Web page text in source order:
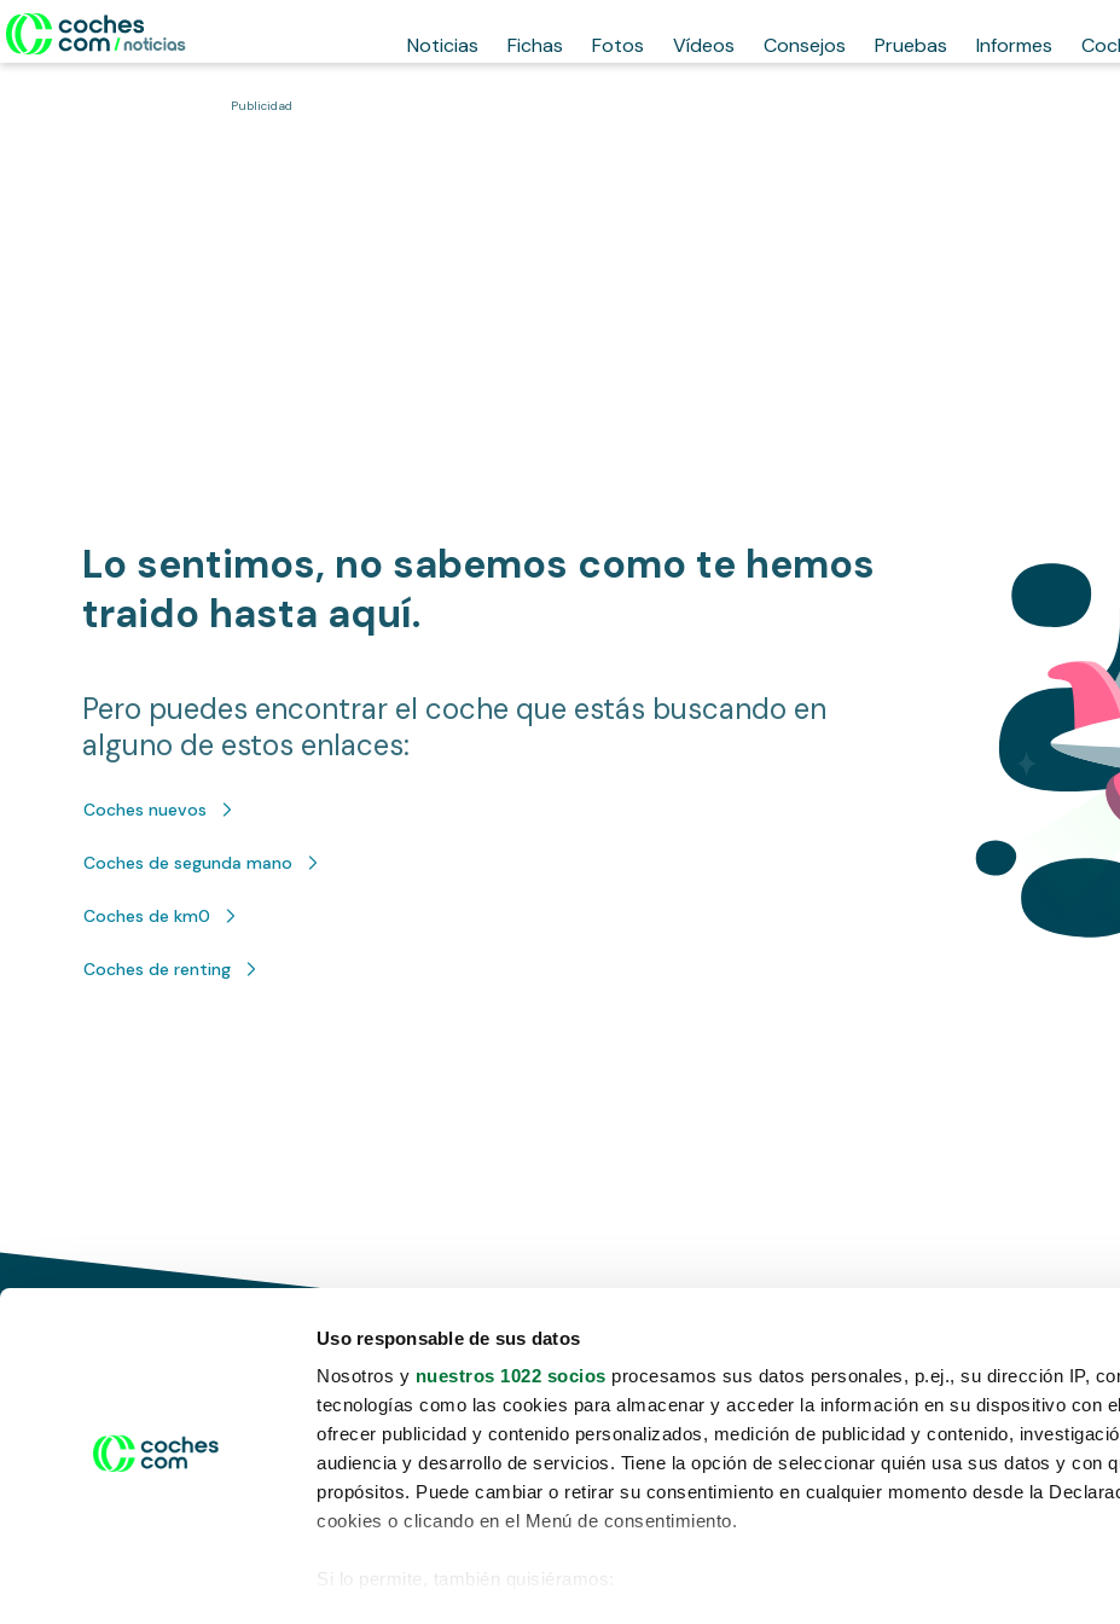
Uso responsable de sus datos
Nosotros y nuestros 1022 socios procesamos sus datos personales, p.ej., su dirección IP,
tecnologías como las cookies para almacenar y acceder la información en su dispositivo con
ofrecer publicidad y contenido personalizados, medición de publicidad y contenido,
audiencia y desarrollo de servicios. Tiene la opción de seleccionar quién usa sus datos y con
propósitos. Puede cambiar o retirar su consentimiento en cualquier momento desde la
cookies o clicando en el Menú de consentimiento.
Si lo permite, también quisiéramos:
Noticias Fichas Fotos Vídeos Consejos Pruebas Informes
Publicidad
Lo sentimos, no sabemos como te hemos
traido hasta aquí.
Pero puedes encontrar el coche que estás buscando en
alguno de estos enlaces:
Coches nuevos
Coches de segunda mano
Coches de km0
Coches de renting
Conduce tu futuro,
desata tu movilidad